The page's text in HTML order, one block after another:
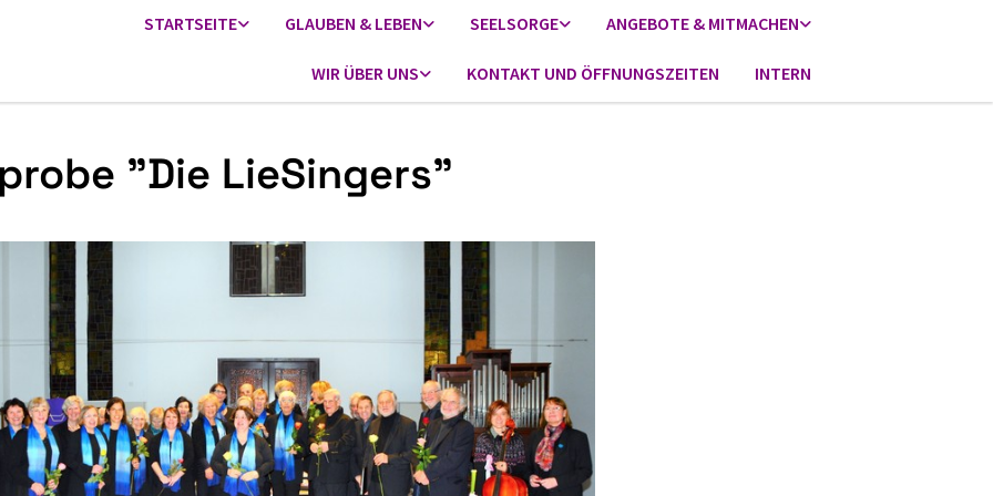
STARTSEITE GLAUBEN & LEBEN SEELSORGE ANGEBOTE & MITMACHEN
WIR ÜBER UNS KONTAKT UND ÖFFNUNGSZEITEN INTERN
"Die LieSingers"